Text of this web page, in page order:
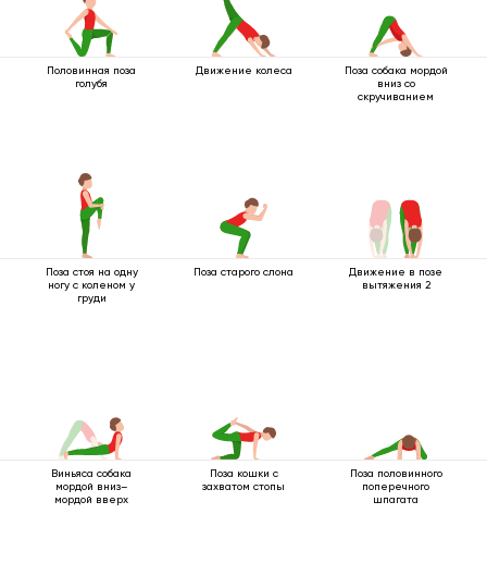
Половинная поза
голубя
Движение колеса
Поза собака мордой
вниз со
скручиванием
Поза стоя на одну
ногу с коленом у
груди
Поза старого слона
Движение в позе
вытяжения 2
Виньяса собака
мордой вниз–
мордой вверх
Поза кошки с
захватом стопы
Поза половинного
поперечного
шпагата